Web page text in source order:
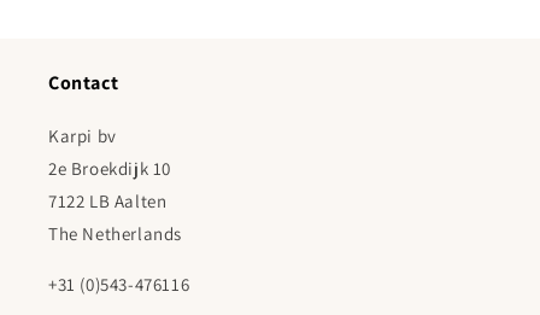
Contact
Karpi bv
2e Broekdijk 10
7122 LB Aalten
The Netherlands
+31 (0)543-476116